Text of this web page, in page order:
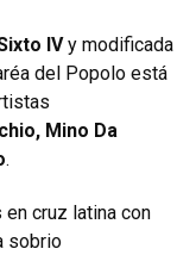
IVy modificada
del Popolo está
Mino Da
.
cruz latina con
sobrio